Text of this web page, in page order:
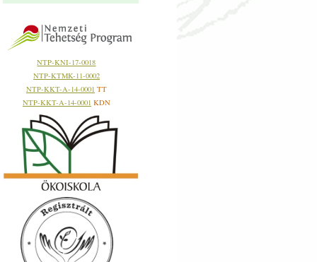
NTP-KNI-17-0018
NTP-KTMK-11-0002
NTP-KKT-A-14-0001 TT
NTP-KKT-A-14-0001 KDN